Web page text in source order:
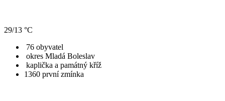
29/13 °C
76 obyvatel
okres Mladá Boleslav
kaplička a památný kříž
​1360 první zmínka